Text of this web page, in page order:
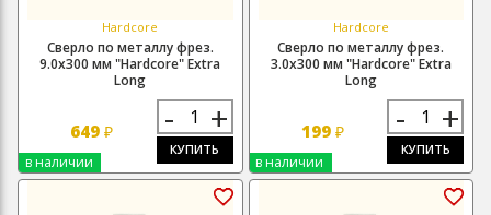
Hardcore
Сверло по металлу фрез.
9.0х300 мм "Hardcore" Extra
Long
649₽ - +
КУПИТЬ
в наличии
Hardcore
Сверло по металлу фрез.
3.0х300 мм "Hardcore" Extra
Long
199 ₽ - +
КУПИТЬ
в наличии